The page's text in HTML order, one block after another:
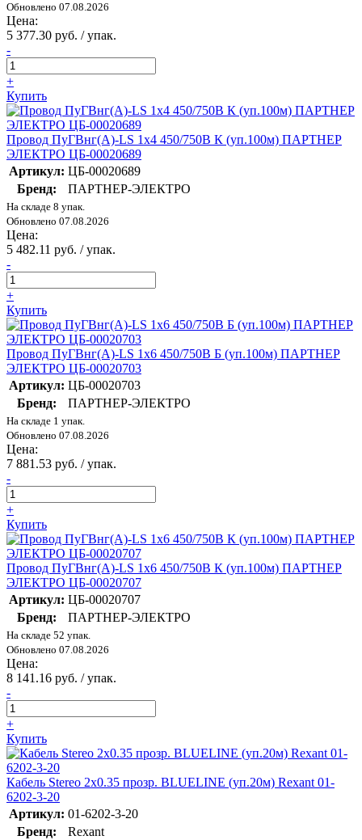
Обновлено 07.08.2026
Цена:
5 377.30 руб. / упак.
-
+
Купить
Провод ПуГВнг(А)-LS 1х4 450/750В К (уп.100м) ПАРТНЕР
ЭЛЕКТРО ЦБ-00020689
Артикул: ЦБ-00020689
Бренд:
ПАРТНЕР-ЭЛЕКТРО
На складе 8 упак.
Обновлено 07.08.2026
Цена:
5 482.11 руб. / упак.
-
+
Купить
Провод ПуГВнг(А)-LS 1х6 450/750В Б (уп.100м) ПАРТНЕР
ЭЛЕКТРО ЦБ-00020703
Артикул: ЦБ-00020703
Бренд:
ПАРТНЕР-ЭЛЕКТРО
На складе 1 упак.
Обновлено 07.08.2026
Цена:
7 881.53 руб. / упак.
-
+
Купить
Провод ПуГВнг(А)-LS 1х6 450/750В К (уп.100м) ПАРТНЕР
ЭЛЕКТРО ЦБ-00020707
Артикул: ЦБ-00020707
Бренд:
ПАРТНЕР-ЭЛЕКТРО
На складе 52 упак.
Обновлено 07.08.2026
Цена:
8 141.16 руб. / упак.
-
+
Купить
Кабель Stereo 2х0.35 прозр. BLUELINE (уп.20м) Rexant 01-
6202-3-20
Артикул: 01-6202-3-20
Бренд:
Rexant